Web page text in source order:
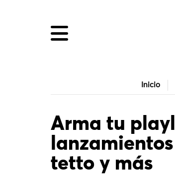
Inicio
Arma tu
tetto y más